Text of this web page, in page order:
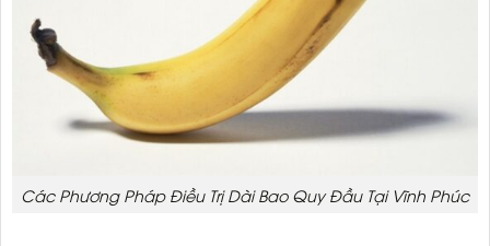
Các Phương Pháp Điều Trị Dài Bao Quy Đầu Tại Vĩnh Phúc